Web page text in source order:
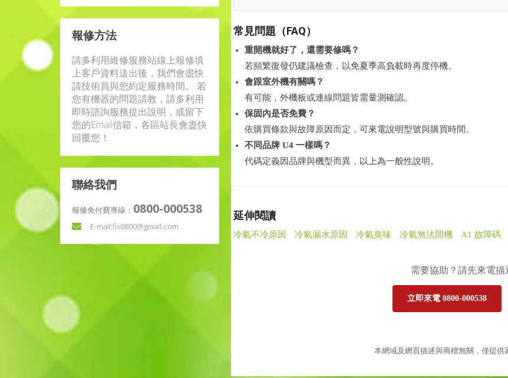
報修方法
請多利用維修服務站線上報修填
上客戶資料送出後，我們會盡快
請技術員與您約定服務時間。 若
您有機器的問題請教，請多利用
即時諮詢服務提出說明，或留下
您的Email信箱，各區站長會盡快
回覆您！
聯絡我們
報修免付費專線： 0800-000538
E-mail:fix0800@gmail.com
常見問題（FAQ）
重開機就好了，還需要修嗎？
若頻繁復發仍建議檢查，以免夏季高負載時再度停機。
會跟室外機有關嗎？
有可能，外機板或連線問題皆需量測確認。
保固內是否免費？
依購買條款與故障原因而定，可來電說明型號與購買時間。
不同品牌 U4 一樣嗎？
代碼定義因品牌與機型而異，以上為一般性說明。
延伸閱讀
冷氣不冷原因 冷氣漏水原因 冷氣臭味 冷氣無法開機 A1 故障碼
需要協助？請先來電描
立即來電 0800-000538
本網域及網頁描述與商標無關，僅提供